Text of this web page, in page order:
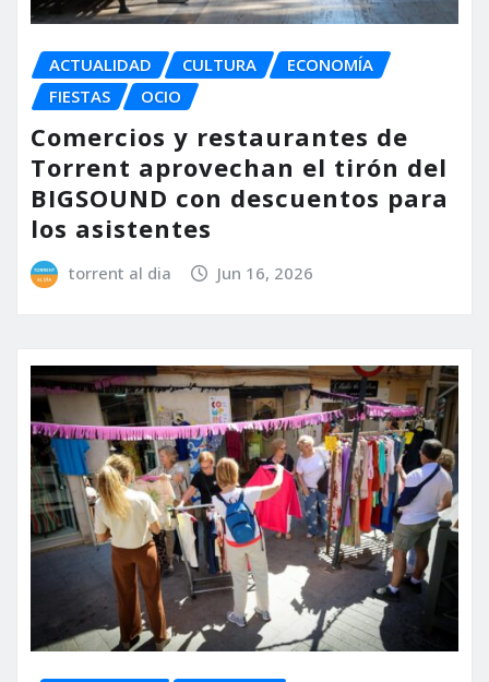
ACTUALIDAD CULTURA
ECONOMÍA
FIESTAS
OCIO
Comercios y restaurantes de
Torrent aprovechan el tirón del
BIGSOUND con descuentos para
los asistentes
torrent al dia Jun 16, 2026